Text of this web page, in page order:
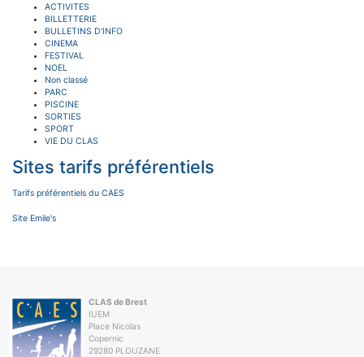
ACTIVITES
BILLETTERIE
BULLETINS D'INFO
CINEMA
FESTIVAL
NOEL
Non classé
PARC
PISCINE
SORTIES
SPORT
VIE DU CLAS
Sites tarifs préférentiels
Tarifs préférentiels du CAES
Site Emile's
CLAS de Brest
IUEM
Place Nicolas
Copernic
29280 PLOUZANE